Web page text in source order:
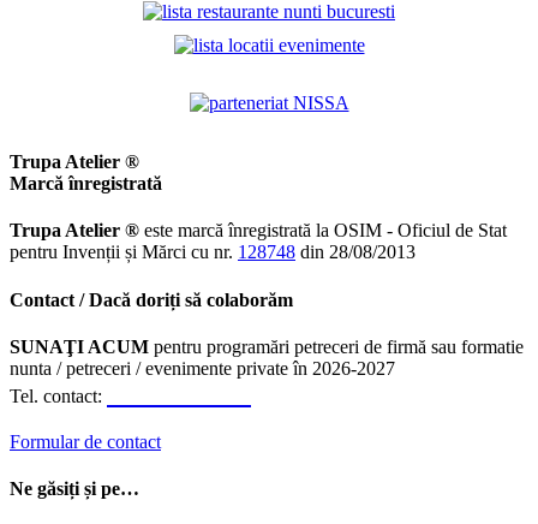
Trupa Atelier ®
Marcă înregistrată
Trupa Atelier ® este marcă înregistrată la OSIM - Oficiul de Stat
pentru Invenții și Mărci cu nr. 128748 din 28/08/2013
Contact / Dacă doriți să colaborăm
SUNAŢI ACUM pentru programări petreceri de firmă sau formatie
nunta / petreceri / evenimente private în 2026-2027
Tel. contact:
Formular de contact
Ne găsiți și pe…